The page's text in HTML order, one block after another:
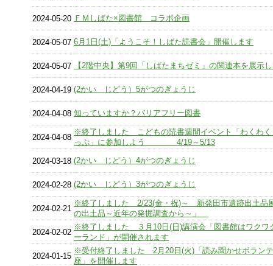
2024-05-20 ＦＭしばた×図書館 コラボ企画
2024-05-07 6月1日(土)「ようこそ！しばた読書会」開催します
2024-05-07 【2階中央】第9回「しばたまちゼミ」の関連本を展示
2024-04-19 (2かい じどう）5がつのぎょうじ
2024-04-08 知っていますか？バリアフリー図書
2024-04-08
※終了しました こどもの読書週間イベント「わくわく
っぷ」に参加しよう 4/19～5/13
2024-03-18 (2かい じどう）4がつのぎょうじ
2024-02-28 (2かい じどう）3がつのぎょうじ
2024-02-21
※終了しました 2/23(金・祝)～ 新発田市遺跡出土品
の出土品～近年の発掘調査から～」
2024-02-02
※終了しました ３月10日(日)講演会「図書館はワクワ
ーランド」が開催されます
2024-01-15
※受付終了しました 2月20日(火)「読み聞かせボラン
座」を開催します